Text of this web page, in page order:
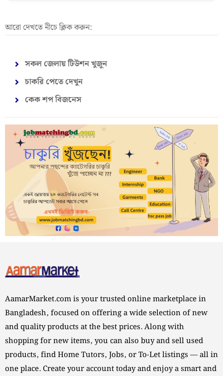
আরো দেখতে নীচে ক্লিক করুন:
সকল জেলায় টিউশন খুজুন
চাকরি পেতে দেখুন
কেক শপ বিজনেস
AamarMarket.com is your trusted online marketplace in
Bangladesh, focused on offering a wide selection of new
and quality products at the best prices. Along with
shopping for new items, you can also buy and sell used
products, find Home Tutors, Jobs, or To-Let listings — all in
one place. Create your account today and enjoy a smart and